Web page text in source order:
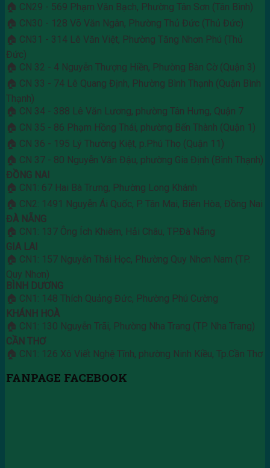
🏠 CN29 - 569 Phạm Văn Bạch, Phường Tân Sơn (Tân Bình)
🏠 CN30 - 128 Võ Văn Ngân, Phường Thủ Đức (Thủ Đức)
🏠 CN31 - 314 Lê Văn Việt, Phường Tăng Nhơn Phú (Thủ
Đức)
🏠 CN 32 - 4 Nguyễn Thượng Hiền, Phường Bàn Cờ (Quận 3)
🏠 CN 33 - 74 Lê Quang Định, Phường Bình Thạnh (Quận Bình
Thạnh)
🏠 CN 34 - 388 Lê Văn Lương, phường Tân Hưng, Quận 7
🏠 CN 35 - 86 Phạm Hồng Thái, phường Bến Thành (Quận 1)
🏠 CN 36 - 195 Lý Thường Kiệt, p.Phú Thọ (Quận 11)
🏠 CN 37 - 80 Nguyễn Văn Đậu, phường Gia Định (Bình Thạnh)
ĐỒNG NAI
🏠 CN1: 67 Hai Bà Trưng, Phường Long Khánh
🏠 CN2: 1491 Nguyễn Ái Quốc, P. Tân Mai, Biên Hòa, Đồng Nai
ĐÀ NẴNG
🏠 CN1: 137 Ông Ích Khiêm, Hải Châu, TP.Đà Nẵng
GIA LAI
🏠 CN1: 157 Nguyễn Thái Học, Phường Quy Nhơn Nam (TP.
Quy Nhơn)
BÌNH DƯƠNG
🏠 CN1: 148 Thích Quảng Đức, Phường Phú Cường
KHÁNH HOÀ
🏠 CN1: 130 Nguyễn Trãi, Phường Nha Trang (TP. Nha Trang)
CẦN THƠ
🏠 CN1: 126 Xô Viết Nghệ Tĩnh, phường Ninh Kiều, Tp.Cần Thơ
FANPAGE FACEBOOK